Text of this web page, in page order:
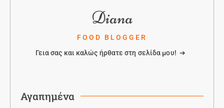
Diana
FOOD BLOGGER
Γεια σας και καλώς ήρθατε στη σελίδα μου! ➔
Αγαπημένα